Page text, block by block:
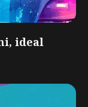
ideal